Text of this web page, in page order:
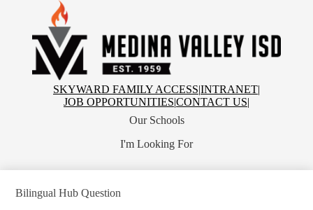
content
Medina
Valley
Independent
School
District
SKYWARD FAMILY ACCESS|INTRANET|
JOB OPPORTUNITIES|CONTACT US|
Our Schools
I'm Looking For
Bilingual Hub Question